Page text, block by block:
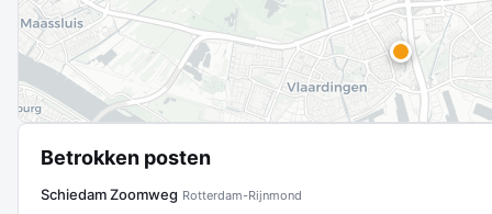
Betrokken posten
Schiedam Zoomweg Rotterdam-Rijnmond